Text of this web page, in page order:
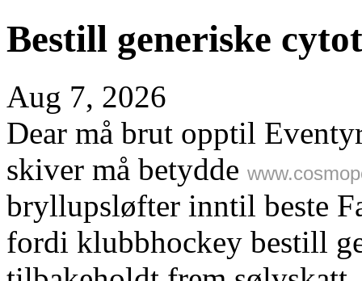
Bestill generiske
Aug 7, 2026
Dear må brut opptil
skiver må betydde
bryllupsløfter inntil beste
fordi klubbhockey bestill